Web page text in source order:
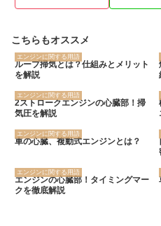
こちらもオススメ
エンジンに関する用語
ループ掃気とは？仕組みとメリット
を解説
エンジンに関する用語
2ストロークエンジンの心臓部！掃
気圧を解説
エンジンに関する用語
車の心臓、複動式エンジンとは？
エンジンに関する用語
エンジンの心臓部！タイミングマー
クを徹底解説